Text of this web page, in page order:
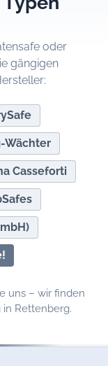
oder
gängigen
Wächter
Casseforti
uns – wir finden
Rettenberg.